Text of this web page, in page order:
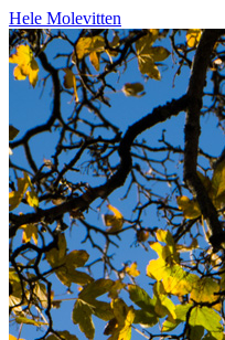
Hele Molevitten